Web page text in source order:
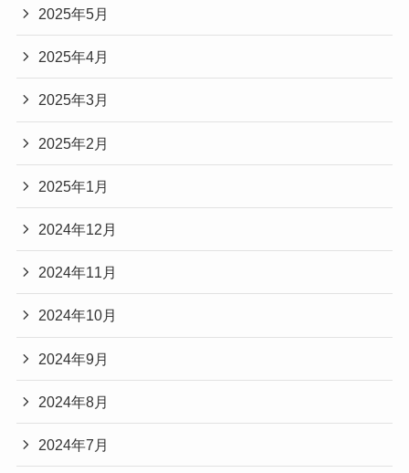
2025年5月
2025年4月
2025年3月
2025年2月
2025年1月
2024年12月
2024年11月
2024年10月
2024年9月
2024年8月
2024年7月